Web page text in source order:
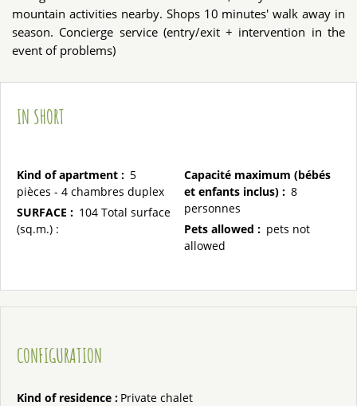
mountain activities nearby. Shops 10 minutes' walk away in
season. Concierge service (entry/exit + intervention in the
event of problems)
IN SHORT
Kind of apartment : 5
pièces - 4 chambres duplex
SURFACE : 104 Total surface
(sq.m.) :
Capacité maximum (bébés
et enfants inclus) : 8
personnes
Pets allowed : pets not
allowed
CONFIGURATION
Kind of residence : Private chalet